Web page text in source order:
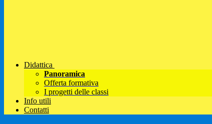
Didattica
Panoramica
Offerta formativa
I progetti delle classi
Info utili
Contatti